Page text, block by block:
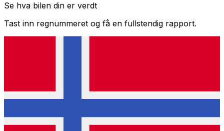
Se hva bilen din er verdt
Tast inn regnummeret og få en fullstendig rapport.